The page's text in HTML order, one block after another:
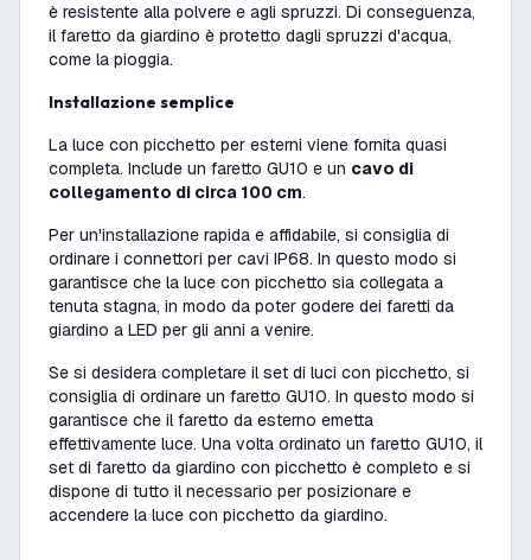
è resistente alla polvere e agli spruzzi. Di conseguenza,
il faretto da giardino è protetto dagli spruzzi d'acqua,
come la pioggia.
Installazione semplice
La luce con picchetto per esterni viene fornita quasi
completa. Include un faretto GU10 e un cavo di
collegamento di circa 100 cm.
Per un'installazione rapida e affidabile, si consiglia di
ordinare i connettori per cavi IP68. In questo modo si
garantisce che la luce con picchetto sia collegata a
tenuta stagna, in modo da poter godere dei faretti da
giardino a LED per gli anni a venire.
Se si desidera completare il set di luci con picchetto, si
consiglia di ordinare un faretto GU10. In questo modo si
garantisce che il faretto da esterno emetta
effettivamente luce. Una volta ordinato un faretto GU10, il
set di faretto da giardino con picchetto è completo e si
dispone di tutto il necessario per posizionare e
accendere la luce con picchetto da giardino.